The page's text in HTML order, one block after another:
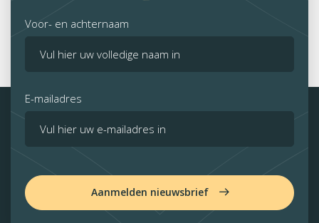
Voor- en achternaam
E-mailadres
Aanmelden nieuwsbrief